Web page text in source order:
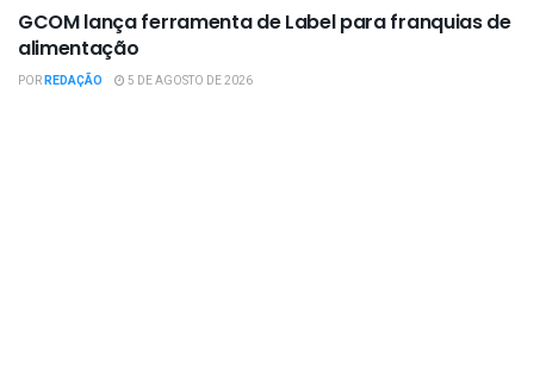
GCOM lança ferramenta de Label para franquias de
alimentação
PORREDAÇÃO 5 DE AGOSTO DE 2026